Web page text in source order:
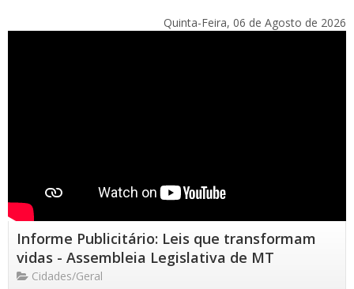
Quinta-Feira, 06 de Agosto de 2026
Informe Publicitário: Leis que transformam
vidas - Assembleia Legislativa de MT
Cidades/Geral